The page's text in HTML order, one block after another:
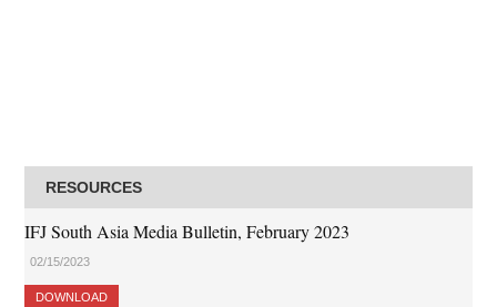
RESOURCES
IFJ South Asia Media Bulletin, February 2023
02/15/2023
DOWNLOAD